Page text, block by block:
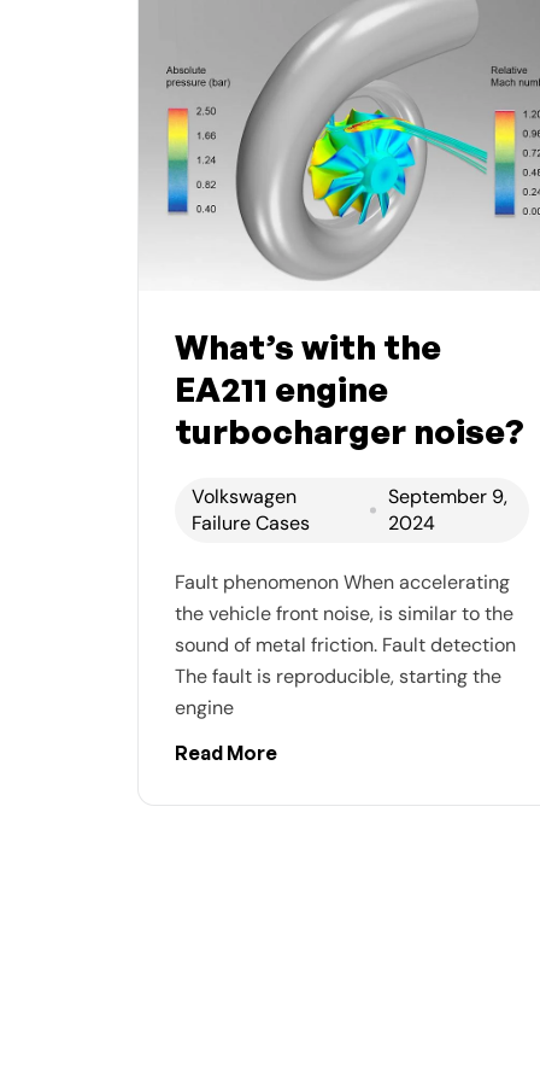
What’s with the
EA211 engine
turbocharger noise?
Volkswagen
Failure Cases
September 9,
2024
Fault phenomenon When accelerating
the vehicle front noise, is similar to the
sound of metal friction. Fault detection
The fault is reproducible, starting the
engine
Read More